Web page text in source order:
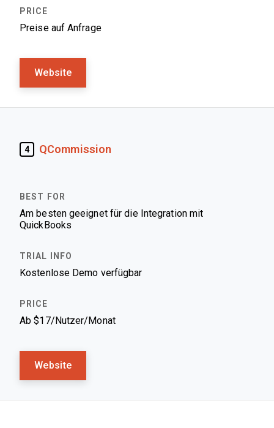
Preise auf Anfrage
Website
4 QCommission
Am besten geeignet für die Integration mit
QuickBooks
Kostenlose Demo verfügbar
Ab $17/Nutzer/Monat
Website